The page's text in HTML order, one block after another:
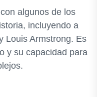
algunos de los
incluyendo a
Louis Armstrong. Es
y su capacidad para